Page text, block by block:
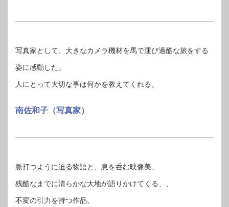
写真家として、大きなカメラ機材を馬で運び過酷な旅をする
姿に感動した。
人にとって大切な事は何かを教えてくれる。
南佐和子（写真家）
脈打つように迫る物語と、息を呑む映像美、
残酷なまでに清らかな大地が語りかけてくる、、
不変の引力を持つ作品。